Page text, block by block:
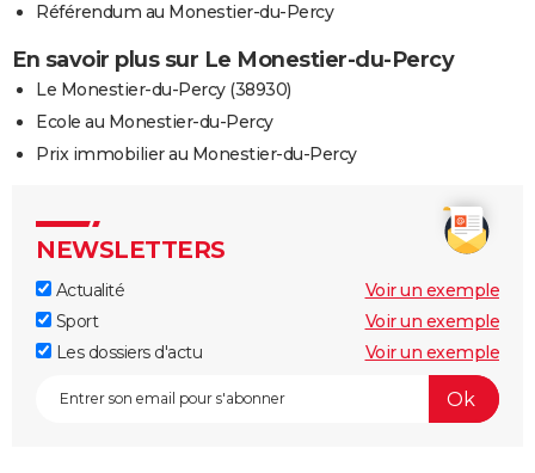
Référendum au Monestier-du-Percy
En savoir plus sur Le Monestier-du-Percy
Le Monestier-du-Percy (38930)
Ecole au Monestier-du-Percy
Prix immobilier au Monestier-du-Percy
NEWSLETTERS
Actualité
Voir un exemple
Sport
Voir un exemple
Les dossiers d'actu
Voir un exemple